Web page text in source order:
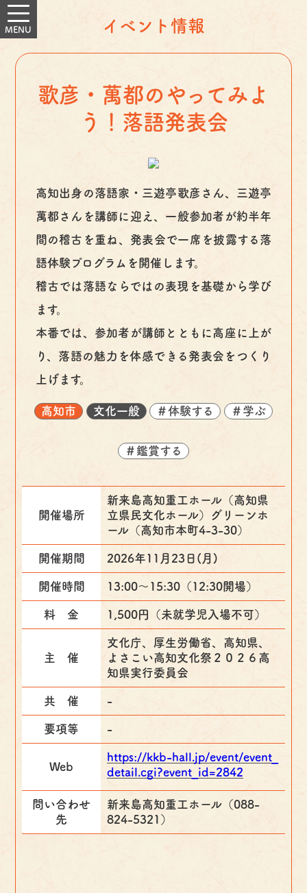
イベント情報
歌彦・萬都のやってみよ
う！落語発表会
高知出身の落語家・三遊亭歌彦さん、三遊亭
萬都さんを講師に迎え、一般参加者が約半年
間の稽古を重ね、発表会で一席を披露する落
語体験プログラムを開催します。
稽古では落語ならではの表現を基礎から学び
ます。
本番では、参加者が講師とともに高座に上が
り、落語の魅力を体感できる発表会をつくり
上げます。
高知市 文化一般 ＃体験する ＃学ぶ
＃鑑賞する
開催場所
新来島高知重工ホール（高知県
立県民文化ホール）グリーンホ
ール（高知市本町4-3-30）
開催期間 2026年11月23日(月)
開催時間 13:00～15:30（12:30開場）
料 金 1,500円（未就学児入場不可）
主 催
文化庁、厚生労働省、高知県、
よさこい高知文化祭２０２６高
知県実行委員会
共 催 -
要項等 -
Web
https://kkb-hall.jp/event/event_
detail.cgi?event_id=2842
問い合わせ
先
新来島高知重工ホール（088-
824-5321）